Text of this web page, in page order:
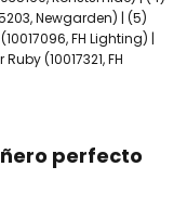
Newgarden) | (5)
FH Lighting) |
(10017321, FH
perfecto